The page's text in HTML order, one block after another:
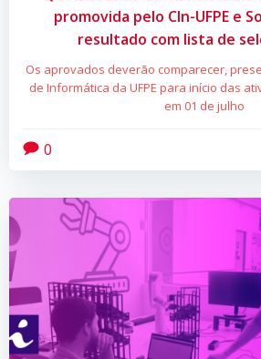
promovida pelo CIn-UFPE e
resultado com lista de
Os aprovados deverão comparecer,
de Informática da UFPE para início das
em 01 de julho
0